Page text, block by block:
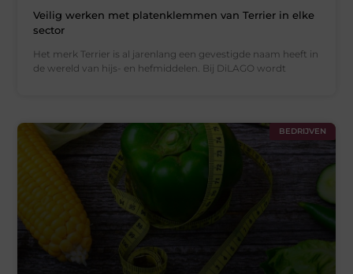
Veilig werken met platenklemmen van Terrier in elke
sector
Het merk Terrier is al jarenlang een gevestigde naam heeft in
de wereld van hijs- en hefmiddelen. Bij DiLAGO wordt
BEDRIJVEN